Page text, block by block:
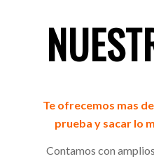
Te ofrecemos mas
prueba y sacar lo
Contamos con